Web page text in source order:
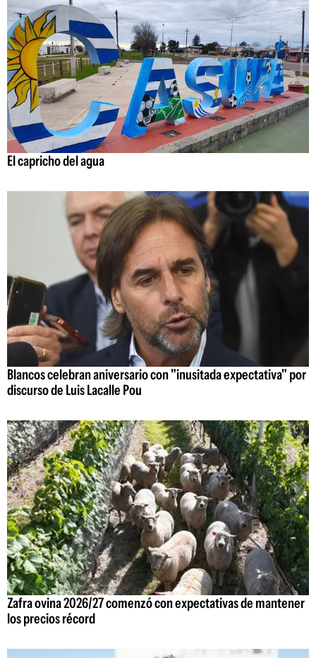
El capricho del agua
Blancos celebran aniversario con "inusitada expectativa" por
discurso de Luis Lacalle Pou
Zafra ovina 2026/27 comenzó con expectativas de mantener
los precios récord